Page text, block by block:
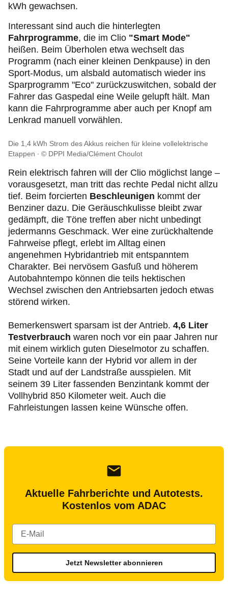
kWh gewachsen.
Interessant sind auch die hinterlegten
Fahrprogramme, die im Clio "Smart Mode"
heißen. Beim Überholen etwa wechselt das
Programm (nach einer kleinen Denkpause) in den
Sport-Modus, um alsbald automatisch wieder ins
Sparprogramm "Eco" zurückzuswitchen, sobald der
Fahrer das Gaspedal eine Weile gelupft hält. Man
kann die Fahrprogramme aber auch per Knopf am
Lenkrad manuell vorwählen.
Die 1,4 kWh Strom des Akkus reichen für kleine vollelektrische
Etappen
© DPPI Media/Clément Choulot
Rein elektrisch fahren will der Clio möglichst lange –
vorausgesetzt, man tritt das rechte Pedal nicht allzu
tief. Beim forcierten Beschleunigen kommt der
Benziner dazu. Die Geräuschkulisse bleibt zwar
gedämpft, die Töne treffen aber nicht unbedingt
jedermanns Geschmack. Wer eine zurückhaltende
Fahrweise pflegt, erlebt im Alltag einen
angenehmen Hybridantrieb mit entspanntem
Charakter. Bei nervösem Gasfuß und höherem
Autobahntempo können die teils hektischen
Wechsel zwischen den Antriebsarten jedoch etwas
störend wirken.
Bemerkenswert sparsam ist der Antrieb. 4,6 Liter
Testverbrauch waren noch vor ein paar Jahren nur
mit einem wirklich guten Dieselmotor zu schaffen.
Seine Vorteile kann der Hybrid vor allem in der
Stadt und auf der Landstraße ausspielen. Mit
seinem 39 Liter fassenden Benzintank kommt der
Vollhybrid 850 Kilometer weit. Auch die
Fahrleistungen lassen keine Wünsche offen.
Aktuelle Fahrberichte und Autotests.
Kostenlos vom ADAC
Jetzt Newsletter abonnieren